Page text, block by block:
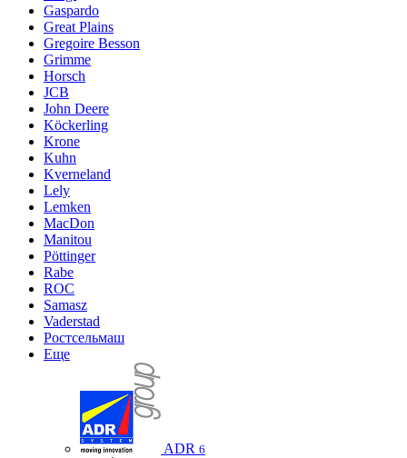
Gaspardo
Great Plains
Gregoire Besson
Grimme
Horsch
JCB
John Deere
Köckerling
Krone
Kuhn
Kverneland
Lely
Lemken
MacDon
Manitou
Pöttinger
Rabe
ROC
Samasz
Vaderstad
Ростсельмаш
Еще
ADR 6